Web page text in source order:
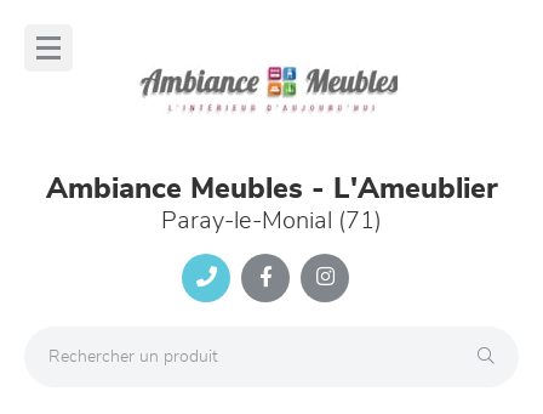
Ambiance Meubles - L'Ameublier
Paray-le-Monial (71)